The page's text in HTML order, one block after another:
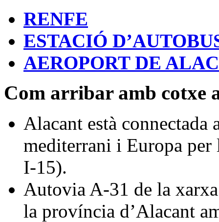
RENFE
ESTACIÓ
AEROPORT DE
Com arribar amb cotxe
Alacant està
mediterrani i Europa
I-15).
Autovia A-31 de la
la província d’Alacant